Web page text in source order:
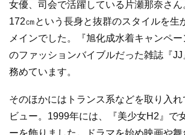
女優、司会で活躍している片瀬那奈さ
172㎝という長身と抜群のスタイルを生
メインでした。『旭化成水着キャンペ
のファッションバイブルだった雑誌『
務めています。
そのほかにはトランス系などを取り入
ビュー。1999年には、『美少女H2』で
ーを飾りました。ドラマを始め映画や